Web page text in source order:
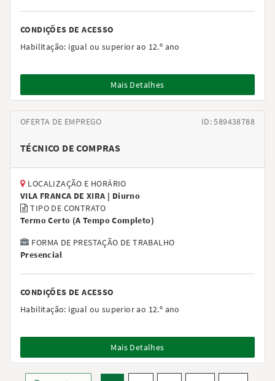
CONDIÇÕES DE ACESSO
Habilitação: igual ou superior ao 12.º ano
Mais Detalhes
OFERTA DE EMPREGO ID: 589438788
TÉCNICO DE COMPRAS
LOCALIZAÇÃO E HORÁRIO
VILA FRANCA DE XIRA | Diurno
TIPO DE CONTRATO
Termo Certo (A Tempo Completo)
FORMA DE PRESTAÇÃO DE TRABALHO
Presencial
CONDIÇÕES DE ACESSO
Habilitação: igual ou superior ao 12.º ano
Mais Detalhes